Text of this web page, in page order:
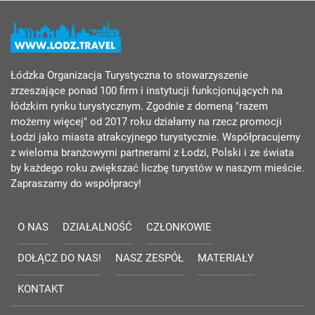
Łódzka Organizacja Turystyczna to stowarzyszenie
zrzeszające ponad 100 firm i instytucji funkcjonujących na
łódzkim rynku turystycznym. Zgodnie z domeną "razem
możemy więcej" od 2017 roku działamy na rzecz promocji
Łodzi jako miasta atrakcyjnego turystycznie. Współpracujemy
z wieloma branżowymi partnerami z Łodzi, Polski i ze świata
by każdego roku zwiększać liczbę turystów w naszym mieście.
Zapraszamy do współpracy!
O NAS DZIAŁALNOŚĆ CZŁONKOWIE
DOŁĄCZ DO NAS! NASZ ZESPÓŁ MATERIAŁY
KONTAKT